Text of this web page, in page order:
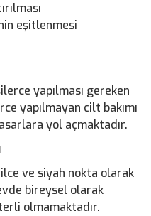
eşitlenmesi
yapılması gereken
yapılmayan cilt bakımı
yol açmaktadır.
ve siyah nokta olarak
bireysel olarak
olmamaktadır.